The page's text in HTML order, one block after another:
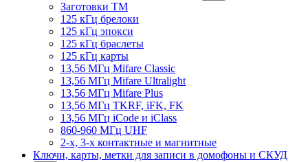
Заготовки ТМ
125 кГц брелоки
125 кГц эпокси
125 кГц браслеты
125 кГц карты
13,56 МГц Mifare Classic
13,56 МГц Mifare Ultralight
13,56 МГц Mifare Plus
13,56 МГц TKRF, iFK, FK
13,56 МГц iCode и iClass
860-960 МГц UHF
2-х, 3-х контактные и магнитные
Ключи, карты, метки для записи в домофоны и СКУД